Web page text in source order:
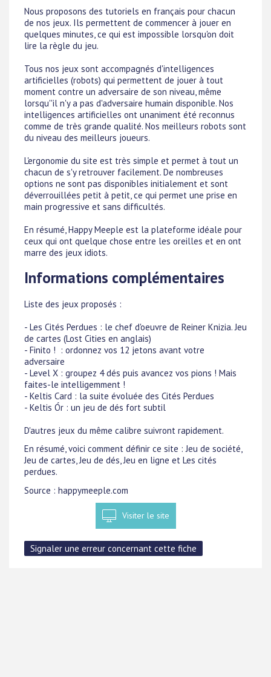
Nous proposons des tutoriels en français pour chacun
de nos jeux. Ils permettent de commencer à jouer en
quelques minutes, ce qui est impossible lorsqu'on doit
lire la règle du jeu.
Tous nos jeux sont accompagnés d'intelligences
artificielles (robots) qui permettent de jouer à tout
moment contre un adversaire de son niveau, même
lorsqu''il n'y a pas d'adversaire humain disponible. Nos
intelligences artificielles ont unaniment été reconnus
comme de très grande qualité. Nos meilleurs robots sont
du niveau des meilleurs joueurs.
L'ergonomie du site est très simple et permet à tout un
chacun de s'y retrouver facilement. De nombreuses
options ne sont pas disponibles initialement et sont
déverrouillées petit à petit, ce qui permet une prise en
main progressive et sans difficultés.
En résumé, Happy Meeple est la plateforme idéale pour
ceux qui ont quelque chose entre les oreilles et en ont
marre des jeux idiots.
Informations complémentaires
Liste des jeux proposés :
- Les Cités Perdues : le chef d'oeuvre de Reiner Knizia. Jeu
de cartes (Lost Cities en anglais)
- Finito ! : ordonnez vos 12 jetons avant votre
adversaire
- Level X : groupez 4 dés puis avancez vos pions ! Mais
faites-le intelligemment !
- Keltis Card : la suite évoluée des Cités Perdues
- Keltis Ór : un jeu de dés fort subtil
D'autres jeux du même calibre suivront rapidement.
En résumé, voici comment définir ce site : Jeu de société,
Jeu de cartes, Jeu de dés, Jeu en ligne et Les cités
perdues.
Source : happymeeple.com
Visiter le site